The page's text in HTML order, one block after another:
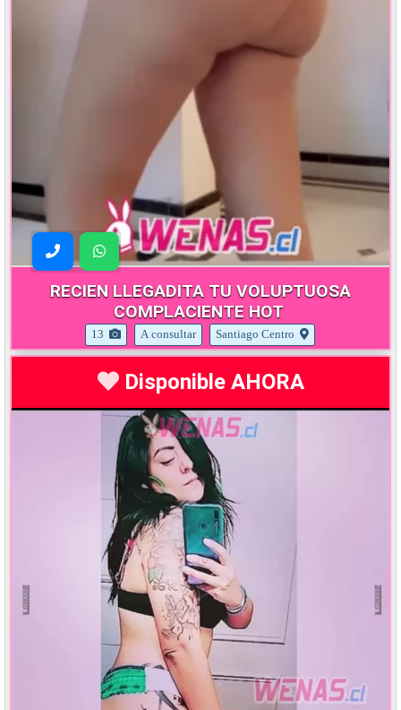
RECIEN LLEGADITA TU VOLUPTUOSA
COMPLACIENTE HOT
13 A consultar Santiago Centro
Disponible AHORA